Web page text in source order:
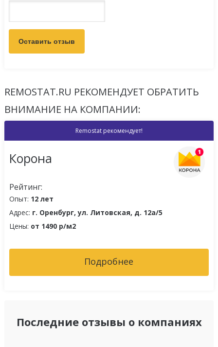
REMOSTAT.RU РЕКОМЕНДУЕТ ОБРАТИТЬ
ВНИМАНИЕ НА КОМПАНИИ:
Remostat рекомендует!
Корона
Рейтинг:
Опыт: 12 лет
Адрес: г. Оренбург, ул. Литовская, д. 12а/5
Цены: от 1490 р/м2
Подробнее
Последние отзывы о компаниях